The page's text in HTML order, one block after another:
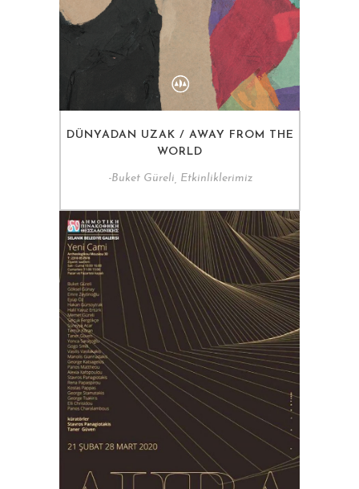
DÜNYADAN UZAK / AWAY FROM THE
WORLD
-Buket Güreli, Etkinliklerimiz